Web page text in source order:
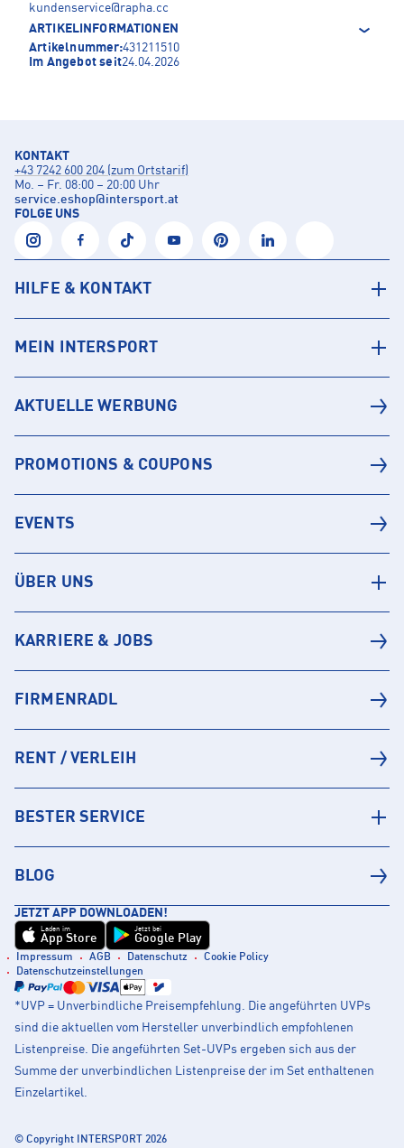
kundenservice@rapha.cc
ARTIKELINFORMATIONEN
Artikelnummer:431211510
Im Angebot seit24.04.2026
KONTAKT
+43 7242 600 204 (zum Ortstarif)
Mo. – Fr. 08:00 – 20:00 Uhr
service.eshop@intersport.at
FOLGE UNS
HILFE & KONTAKT
MEIN INTERSPORT
AKTUELLE WERBUNG
PROMOTIONS & COUPONS
EVENTS
ÜBER UNS
KARRIERE & JOBS
FIRMENRADL
RENT / VERLEIH
BESTER SERVICE
BLOG
JETZT APP DOWNLOADEN!
Laden im
App Store
Jetzt bei
Google Play
Impressum AGB Datenschutz
Cookie Policy
Datenschutzeinstellungen
*UVP = Unverbindliche Preisempfehlung. Die angeführten UVPs
sind die aktuellen vom Hersteller unverbindlich empfohlenen
Listenpreise. Die angeführten Set-UVPs ergeben sich aus der
Summe der unverbindlichen Listenpreise der im Set enthaltenen
Einzelartikel.
© Copyright INTERSPORT 2026